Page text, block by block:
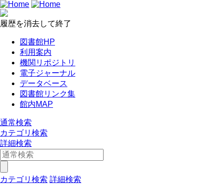
履歴を消去して終了
図書館HP
利用案内
機関リポジトリ
電子ジャーナル
データベース
図書館リンク集
館内MAP
通常検索
カテゴリ検索
詳細検索
カテゴリ検索 詳細検索